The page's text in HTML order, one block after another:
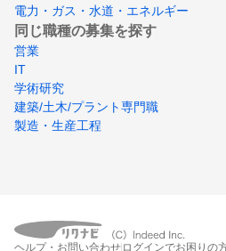
電力・ガス・水道・エネルギー
同じ職種の募集を探す
営業
IT
学術研究
建築/土木/プラント専門職
製造・生産工程
ヘルプ・お問い合わせ ログインでお困りの